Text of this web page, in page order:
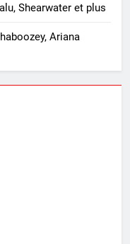
Shearwater et plus
Ariana